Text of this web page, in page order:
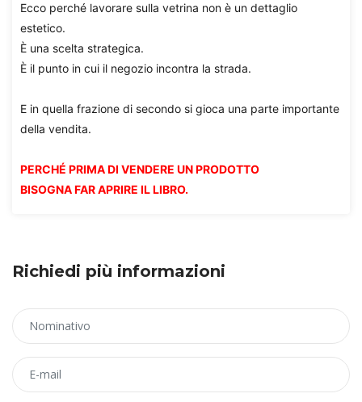
Ecco perché lavorare sulla vetrina non è un dettaglio
estetico.
È una scelta strategica.
È il punto in cui il negozio incontra la strada.
E in quella frazione di secondo si gioca una parte importante
della vendita.
PERCHÉ PRIMA DI VENDERE UN PRODOTTO
BISOGNA FAR APRIRE IL LIBRO.
Richiedi più informazioni